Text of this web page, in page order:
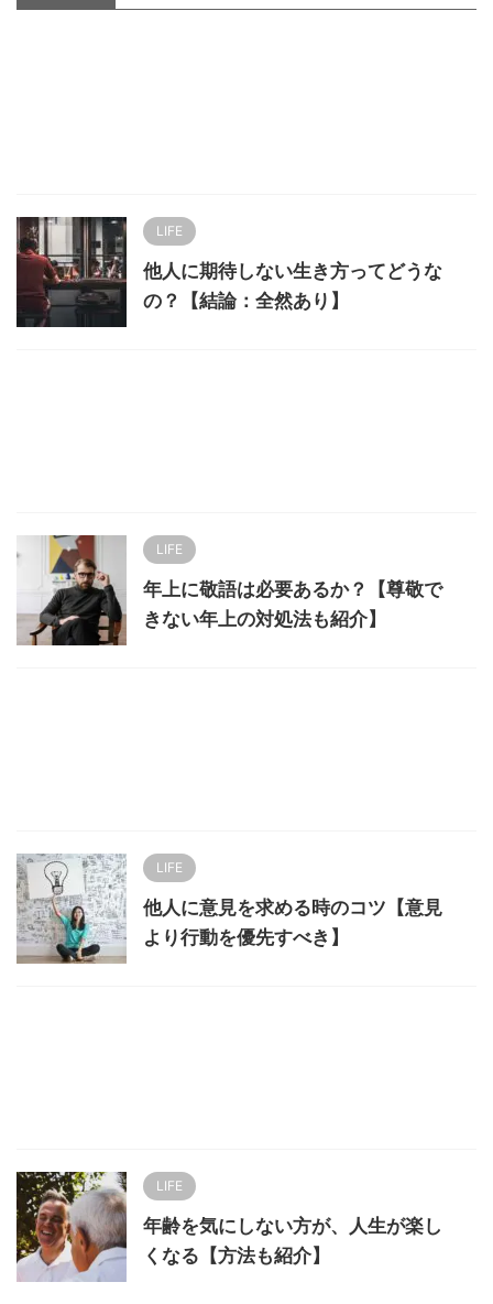
LIFE
他人に期待しない生き方ってどうな
の？【結論：全然あり】
LIFE
年上に敬語は必要あるか？【尊敬で
きない年上の対処法も紹介】
LIFE
他人に意見を求める時のコツ【意見
より行動を優先すべき】
LIFE
年齢を気にしない方が、人生が楽し
くなる【方法も紹介】